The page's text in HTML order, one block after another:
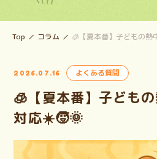
Top コラム 🧊【夏本番】子どもの
2026.07.16 よくある質問
🧊【夏本番】子ども
対応☀️🧒🌞